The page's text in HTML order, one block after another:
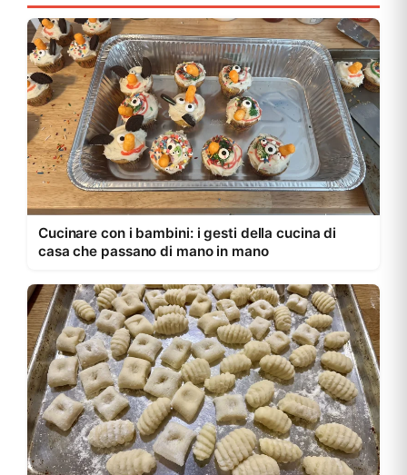
Cucinare con i bambini: i gesti della cucina di
casa che passano di mano in mano